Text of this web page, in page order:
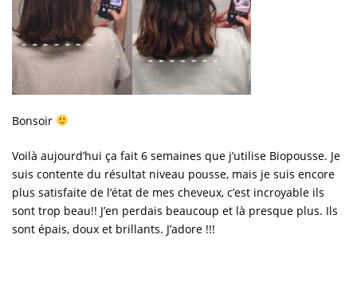
Bonsoir
Voilà aujourd’hui ça fait 6 semaines que j’utilise Biopousse. Je
suis contente du résultat niveau pousse, mais je suis encore
plus satisfaite de l’état de mes cheveux, c’est incroyable ils
sont trop beau!! J’en perdais beaucoup et là presque plus. Ils
sont épais, doux et brillants. J’adore !!!